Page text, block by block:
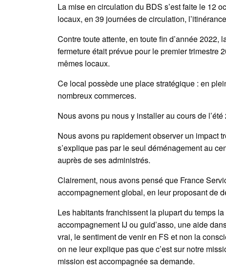
La mise en circulation du BDS s’est faite le 12
locaux, en 39 journées de circulation,
Contre toute attente, en toute fin d’année
fermeture était prévue pour le premier trimestre
mêmes locaux.
Ce local possède une place stratégique : en
nombreux commerces.
Nous avons pu nous y installer au cours de
Nous avons pu rapidement observer un impact
s’explique pas par le seul déménagement au
auprès de ses administrés.
Clairement, nous avons pensé que France
accompagnement global, en leur proposant de
Les habitants franchissent la plupart du temps
accompagnement IJ ou guid’asso, une aide
vrai, le sentiment de venir en FS et non la
on ne leur explique pas que c’est sur notre
mission est accompagnée sa demande.